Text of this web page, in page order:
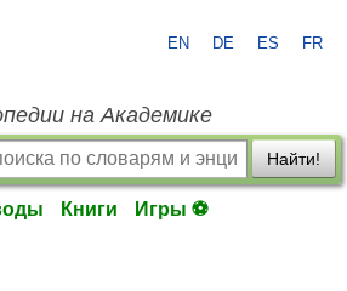
EN DE ES FR
на Академике
Найти!
Книги Игры ⚽